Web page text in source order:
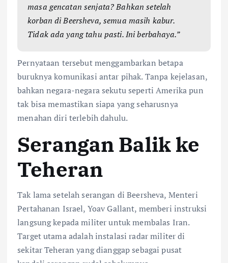
masa gencatan senjata? Bahkan setelah
korban di Beersheva, semua masih kabur.
Tidak ada yang tahu pasti. Ini berbahaya.”
Pernyataan tersebut menggambarkan betapa
buruknya komunikasi antar pihak. Tanpa kejelasan,
bahkan negara-negara sekutu seperti Amerika pun
tak bisa memastikan siapa yang seharusnya
menahan diri terlebih dahulu.
Serangan Balik ke
Teheran
Tak lama setelah serangan di Beersheva, Menteri
Pertahanan Israel, Yoav Gallant, memberi instruksi
langsung kepada militer untuk membalas Iran.
Target utama adalah instalasi radar militer di
sekitar Teheran yang dianggap sebagai pusat